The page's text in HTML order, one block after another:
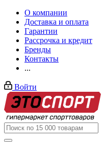
О компании
Доставка и оплата
Гарантии
Рассрочка и кредит
Бренды
Контакты
...
Войти